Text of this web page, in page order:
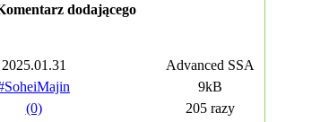
dodającego
2025.01.31
Advanced SSA
9kB
(0)
205 razy